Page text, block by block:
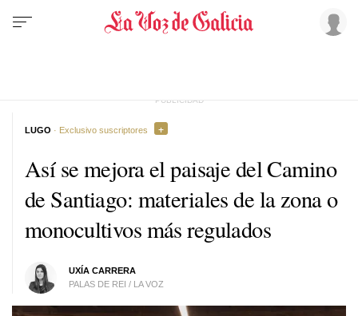
Así se mejora el paisaje del Camino
de Santiago: materiales de la zona o
monocultivos más regulados
UXÍA CARRERA
PALAS DE REI / LA VOZ
LUGO · Exclusivo suscriptores